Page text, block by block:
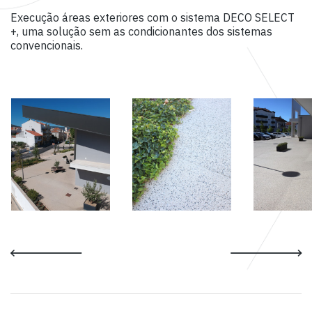
Execução áreas exteriores com o sistema DECO SELECT
+, uma solução sem as condicionantes dos sistemas
convencionais.